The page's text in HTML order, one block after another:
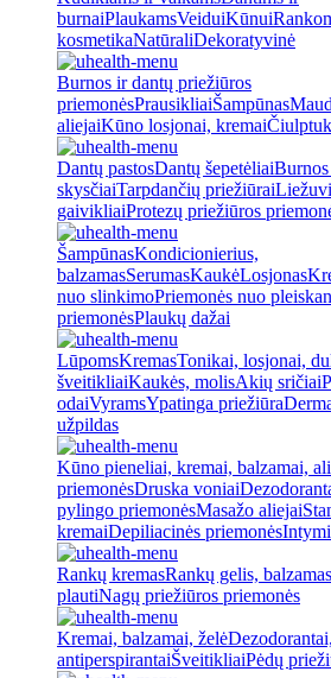
burnaiPlaukamsVeiduiKūnui
kosmetikaNatūraliDekoratyvinė
Burnos ir dantų priežiūros
priemonėsPrausikliaiŠampūnas
aliejaiKūno losjonai, kremai
Dantų pastosDantų šepetėliai
skysčiaiTarpdančių priežiūrai
gaivikliaiProtezų priežiūros
ŠampūnasKondicionierius,
balzamasSerumasKaukėLosjonas
nuo slinkimoPriemonės nuo
priemonėsPlaukų dažai
LūpomsKremasTonikai, losjonai,
šveitikliaiKaukės, molisAkių sričiai
odaiVyramsYpatinga priežiūra
užpildas
Kūno pieneliai, kremai, balzamai,
priemonėsDruska voniai
pylingo priemonėsMasažo aliejai
kremaiDepiliacinės priemonės
Rankų kremasRankų gelis, balzamas
plautiNagų priežiūros priemonės
Kremai, balzamai, želėDezodorantai,
antiperspirantaiŠveitikliaiPėdų